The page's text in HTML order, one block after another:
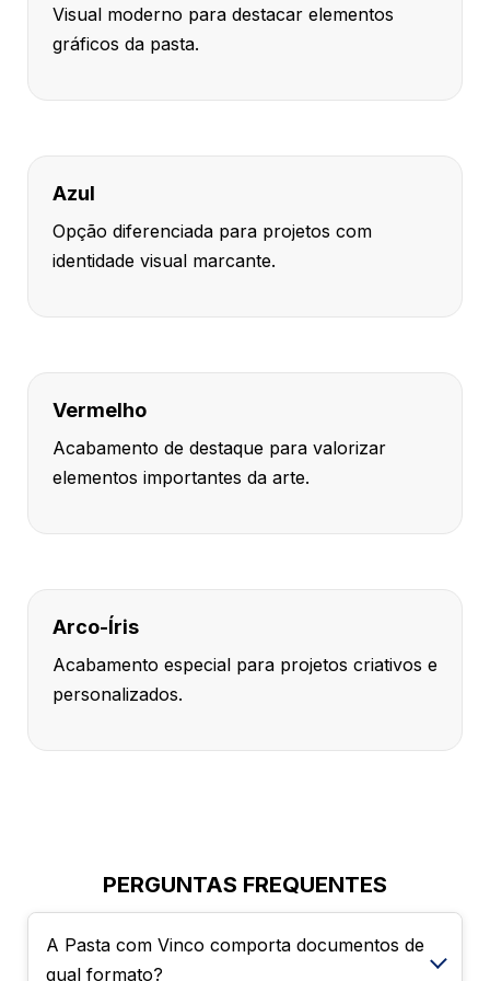
Visual moderno para destacar elementos
gráficos da pasta.
Azul
Opção diferenciada para projetos com
identidade visual marcante.
Vermelho
Acabamento de destaque para valorizar
elementos importantes da arte.
Arco-Íris
Acabamento especial para projetos criativos e
personalizados.
PERGUNTAS FREQUENTES
A Pasta com Vinco comporta documentos de
qual formato?